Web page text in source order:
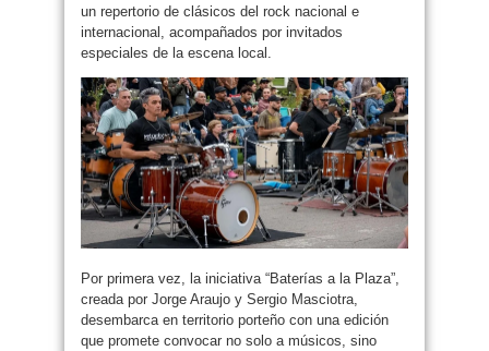
un repertorio de clásicos del rock nacional e
internacional, acompañados por invitados
especiales de la escena local.
Por primera vez, la iniciativa “Baterías a la Plaza”,
creada por Jorge Araujo y Sergio Masciotra,
desembarca en territorio porteño con una edición
que promete convocar no solo a músicos, sino